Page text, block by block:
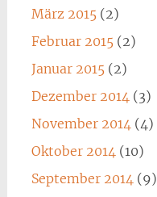
März 2015(2)
Februar 2015(2)
Januar 2015(2)
Dezember 2014(3)
November 2014(4)
Oktober 2014(10)
September 2014(9)